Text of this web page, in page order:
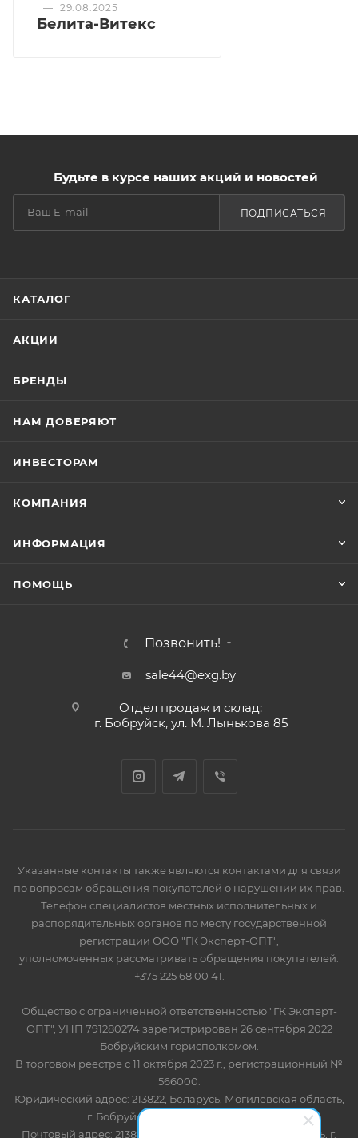
Защищает волосы от атмосферных явлений и
— 29.08.2025
Белита-Витекс
Будьте в курсе наших акций и новостей
ПОДПИСАТЬСЯ
КАТАЛОГ
АКЦИИ
БРЕНДЫ
НАМ ДОВЕРЯЮТ
ИНВЕСТОРАМ
КОМПАНИЯ
ИНФОРМАЦИЯ
ПОМОЩЬ
Позвонить!
sale44@exg.by
Отдел продаж и склад:
г. Бобруйск, ул. М. Лынькова 85
Указанные контакты также являются контактами для связи
по вопросам обращения покупателей о нарушении их прав.
Телефон специалистов местных исполнительных и
распорядительных органов по месту государственной
регистрации ООО "ГК Эксперт-ОПТ",
уполномоченных рассматривать обращения покупателей:
+375 225 68 00 41.
Общество с ограниченной ответственностью "ГК Эксперт-
ОПТ", УНП 791280274 зарегистрирован 26 сентября 2022
Бобруйским горисполкомом.
В торговом реестре с 11 октября 2023 г., регистрационный №
566000.
Юридический адрес: 213822, Беларусь, Могилёвская область,
г. Бобруйск, ул. Лынькова 85 пом 7
Почтовый адрес: 213822, Беларусь, Могилёвская область, г.